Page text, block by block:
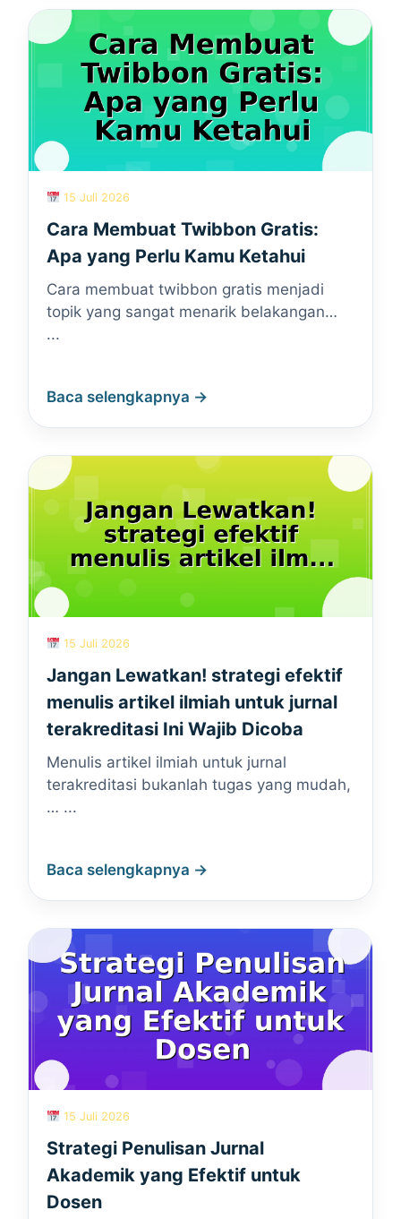
15 Juli 2026
Cara Membuat Twibbon Gratis:
Apa yang Perlu Kamu Ketahui
Cara membuat twibbon gratis menjadi
topik yang sangat menarik belakangan…
...
Baca selengkapnya →
15 Juli 2026
Jangan Lewatkan! strategi efektif
menulis artikel ilmiah untuk jurnal
terakreditasi Ini Wajib Dicoba
Menulis artikel ilmiah untuk jurnal
terakreditasi bukanlah tugas yang mudah,
… ...
Baca selengkapnya →
15 Juli 2026
Strategi Penulisan Jurnal
Akademik yang Efektif untuk
Dosen